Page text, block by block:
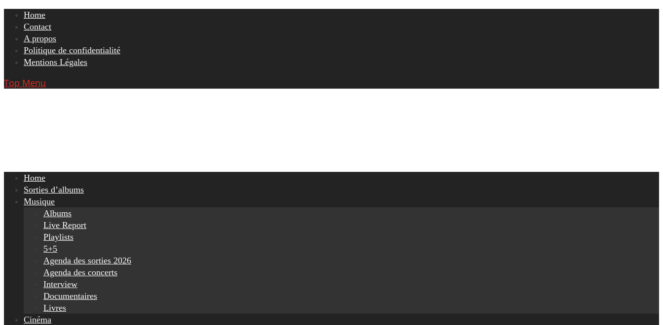
Skip
content
Home
Contact
A propos
Politique de confidentialité
Mentions Légales
Top Menu
Home
Sorties d’albums
Musique
Albums
Live Report
Playlists
5+5
Agenda des sorties 2026
Agenda des concerts
Interview
Documentaires
Livres
Cinéma